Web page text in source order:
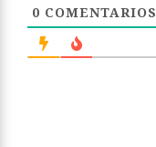
0 COMENTARIOS